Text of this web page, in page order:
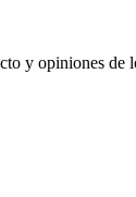
y opiniones